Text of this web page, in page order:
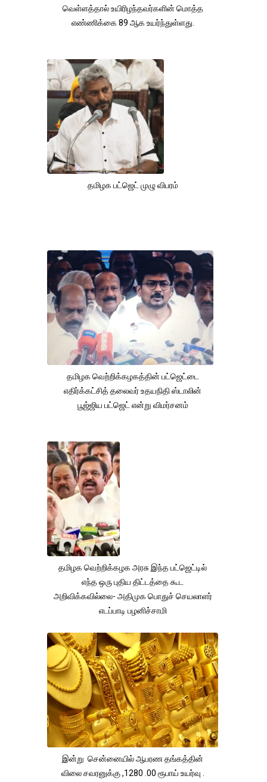
வெள்ளத்தால் உயிரிழந்தவர்களின் மொத்த
எண்ணிக்கை 89 ஆக உயர்ந்துள்ளது.
தமிழக பட்ஜெட் முழு விபரம்
தமிழக வெற்றிக்கழகத்தின் பட்ஜெட்டை
எதிர்க்கட்சித் தலைவர் உதயநிதி ஸ்டாலின்
பூஜ்ஜிய பட்ஜெட் என்று விமர்சனம்
தமிழக வெற்றிக்கழக அரசு இந்த பட்ஜெட்டில்
எந்த ஒரு புதிய திட்டத்தை கூட
அறிவிக்கவில்லை- அதிமுக பொதுச் செயலாளர்
எடப்பாடி பழனிச்சாமி
இன்று சென்னையில் ஆபரண தங்கத்தின்
விலை சவரனுக்கு ,1280 .00 ரூபாய் உயர்வு .